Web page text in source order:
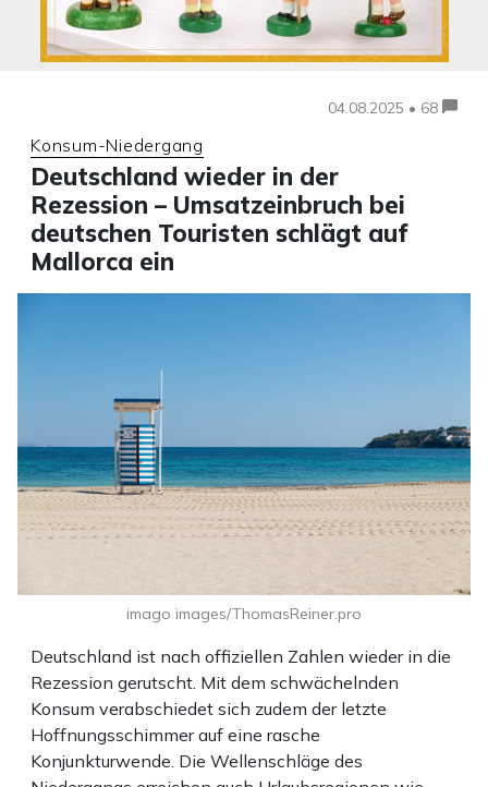
04.08.2025 • 68
Konsum-Niedergang
Deutschland wieder in der
Rezession – Umsatzeinbruch bei
deutschen Touristen schlägt auf
Mallorca ein
Deutschland ist nach offiziellen Zahlen wieder in die
Rezession gerutscht. Mit dem schwächelnden
Konsum verabschiedet sich zudem der letzte
Hoffnungsschimmer auf eine rasche
Konjunkturwende. Die Wellenschläge des
imago images/ThomasReiner.pro